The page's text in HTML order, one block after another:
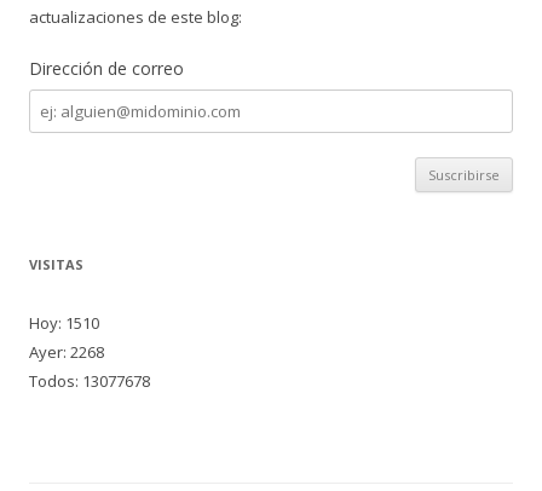
actualizaciones de este blog:
Dirección de correo
Dirección
de
correo
VISITAS
Hoy: 1510
Ayer: 2268
Todos: 13077678